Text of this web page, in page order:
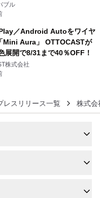
ブル
／Android Autoをワイヤ
Mini Aura」 OTTOCASTが
展開で8/31まで40％OFF！
株式会社
レスリリース一覧 株式会